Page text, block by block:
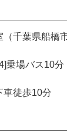
千葉県船橋
乗場バス10分
徒歩10分